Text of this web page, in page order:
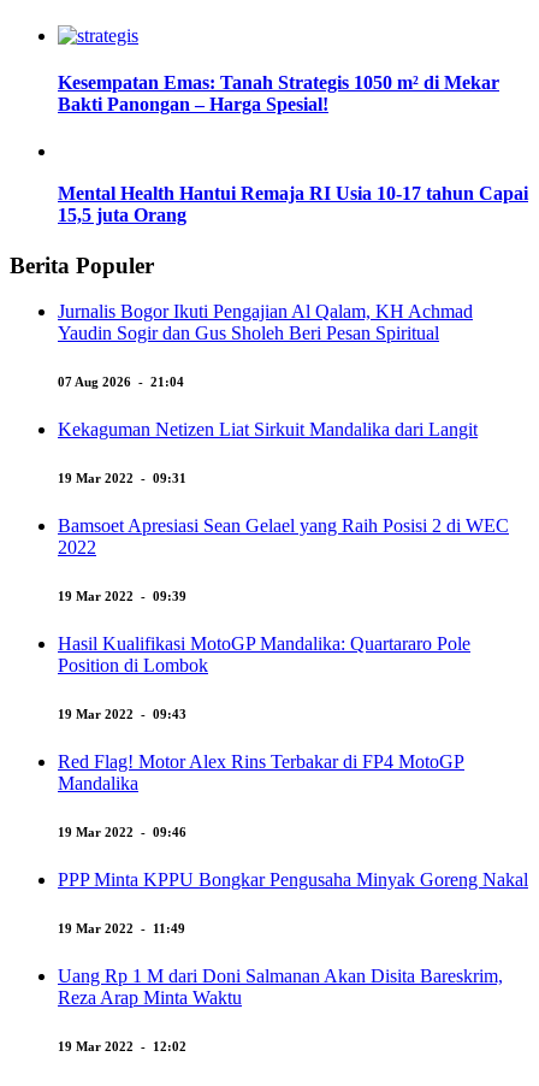
Kesempatan Emas: Tanah Strategis 1050 m² di Mekar
Bakti Panongan – Harga Spesial!
Mental Health Hantui Remaja RI Usia 10-17 tahun Capai
15,5 juta Orang
Berita Populer
Jurnalis Bogor Ikuti Pengajian Al Qalam, KH Achmad
Yaudin Sogir dan Gus Sholeh Beri Pesan Spiritual
07 Aug 2026 - 21:04
Kekaguman Netizen Liat Sirkuit Mandalika dari Langit
19 Mar 2022 - 09:31
Bamsoet Apresiasi Sean Gelael yang Raih Posisi 2 di WEC
2022
19 Mar 2022 - 09:39
Hasil Kualifikasi MotoGP Mandalika: Quartararo Pole
Position di Lombok
19 Mar 2022 - 09:43
Red Flag! Motor Alex Rins Terbakar di FP4 MotoGP
Mandalika
19 Mar 2022 - 09:46
PPP Minta KPPU Bongkar Pengusaha Minyak Goreng Nakal
19 Mar 2022 - 11:49
Uang Rp 1 M dari Doni Salmanan Akan Disita Bareskrim,
Reza Arap Minta Waktu
19 Mar 2022 - 12:02